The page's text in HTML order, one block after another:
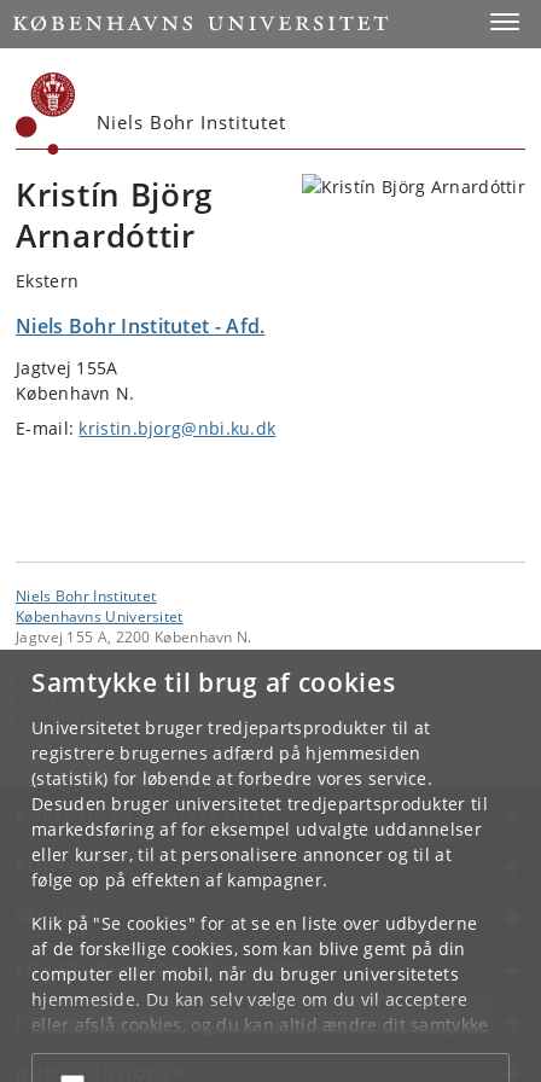
Samtykke til brug af cookies
Universitetet bruger tredjepartsprodukter til at
registrere brugernes adfærd på hjemmesiden
(statistik) for løbende at forbedre vores service.
Desuden bruger universitetet tredjepartsprodukter til
markedsføring af for eksempel udvalgte uddannelser
eller kurser, til at personalisere annoncer og til at
følge op på effekten af kampagner.
Klik på "Se cookies" for at se en liste over udbyderne
af de forskellige cookies, som kan blive gemt på din
computer eller mobil, når du bruger universitetets
hjemmeside. Du kan selv vælge om du vil acceptere
eller afslå cookies, og du kan altid ændre dit samtykke
underCookie- og privatlivspolitiksom du finder i
bunden af hver side.
Start
Niels Bohr Institutet
Kristín Björg
Arnardóttir
Ekstern
Niels Bohr Institutet - Afd.
Jagtvej 155A
København N.
E-mail: kristin.bjorg@nbi.ku.dk
Niels Bohr Institutet
Københavns Universitet
Jagtvej 155 A, 2200 København N.
Kontakt:
Niels Bohr Institutet
NBI@ nbi ku.dk
KØBENHAVNS UNIVERSITET
KONTAKT
SERVICES
FOR STUDERENDE OG ANSATTE
JOB OG KARRIERE
NØDSITUATIONER